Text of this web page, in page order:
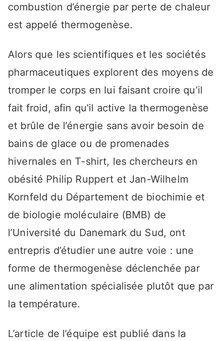
combustion d’énergie par perte de chaleur
est appelé thermogenèse.
Alors que les scientifiques et les sociétés
pharmaceutiques explorent des moyens de
tromper le corps en lui faisant croire qu’il
fait froid, afin qu’il active la thermogenèse
et brûle de l’énergie sans avoir besoin de
bains de glace ou de promenades
hivernales en T-shirt, les chercheurs en
obésité Philip Ruppert et Jan-Wilhelm
Kornfeld du Département de biochimie et
de biologie moléculaire (BMB) de
l’Université du Danemark du Sud, ont
entrepris d’étudier une autre voie : une
forme de thermogenèse déclenchée par
une alimentation spécialisée plutôt que par
la température.
L’article de l’équipe est publié dans la